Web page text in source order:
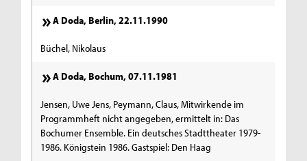
A Doda, Berlin, 22.11.1990
Büchel, Nikolaus
A Doda, Bochum, 07.11.1981
Jensen, Uwe Jens, Peymann, Claus, Mitwirkende im
Programmheft nicht angegeben, ermittelt in: Das
Bochumer Ensemble. Ein deutsches Stadttheater 1979-
1986. Königstein 1986. Gastspiel: Den Haag